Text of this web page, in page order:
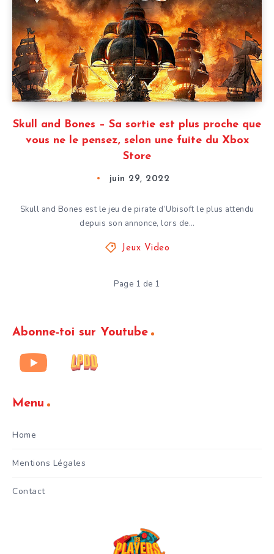
Skull and Bones – Sa sortie est plus proche que
vous ne le pensez, selon une fuite du Xbox
Store
juin 29, 2022
Skull and Bones est le jeu de pirate d’Ubisoft le plus attendu
depuis son annonce, lors de…
Jeux Video
Page 1 de 1
Abonne-toi sur Youtube
Menu
Home
Mentions Légales
Contact